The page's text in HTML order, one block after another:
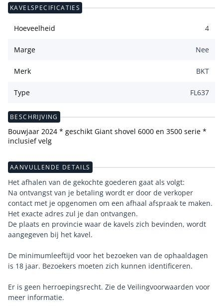
KAVELSPECIFICATIES
Hoeveelheid 4
Marge Nee
Merk BKT
Type FL637
BESCHRIJVING
Bouwjaar 2024 * geschikt Giant shovel 6000 en 3500 serie *
inclusief velg
AANVULLENDE DETAILS
Het afhalen van de gekochte goederen gaat als volgt:
Na ontvangst van je betaling wordt er door de verkoper
contact met je opgenomen om een afhaal afspraak te maken.
Het exacte adres zul je dan ontvangen.
De plaats en provincie waar de kavels zich bevinden, wordt
aangegeven bij het kavel.
De minimumleeftijd voor het bezoeken van de ophaaldagen
is 18 jaar. Bezoekers moeten zich kunnen identificeren.
Er is geen herroepingsrecht. Zie de Veilingvoorwaarden voor
meer informatie.